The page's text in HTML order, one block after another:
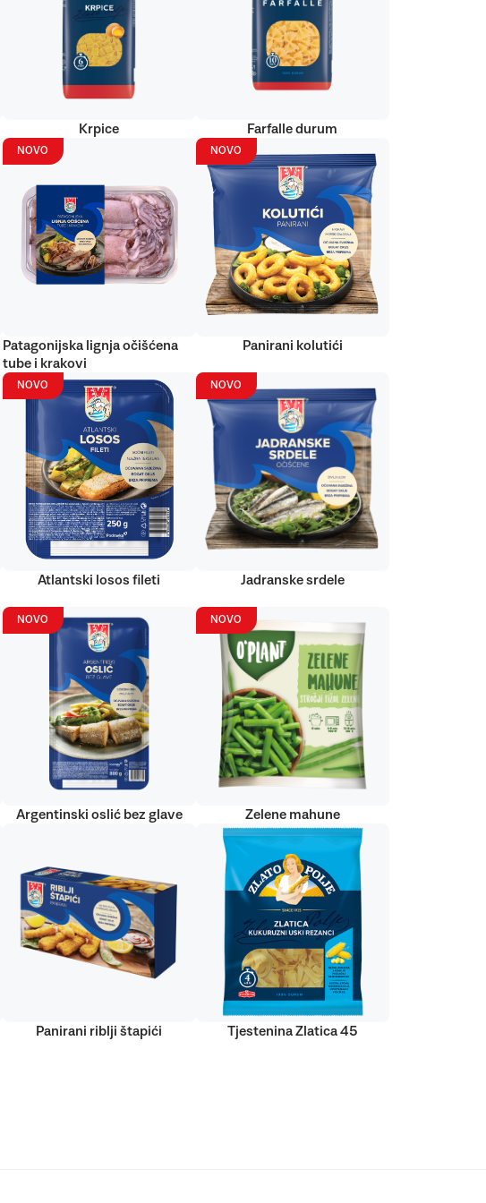
Krpice Farfalle durum
NOVO
Patagonijska lignja očišćena
tube i krakovi
NOVO
Panirani kolutići
NOVO
Atlantski losos fileti
NOVO
Jadranske srdele
NOVO
Argentinski oslić bez glave
NOVO
Zelene mahune
Panirani riblji štapići Tjestenina Zlatica 45